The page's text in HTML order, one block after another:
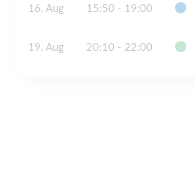
16. Aug 15:50 - 19:00
19. Aug 20:10 - 22:00